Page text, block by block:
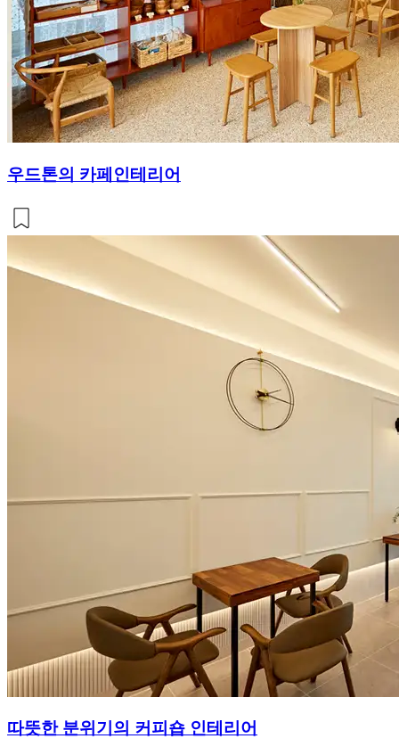
우드톤의 카페인테리어
따뜻한 분위기의 커피숍 인테리어